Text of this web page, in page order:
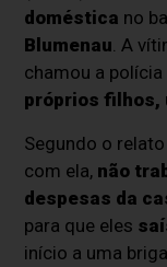
doméstica no
Blumenau . A
chamou a
próprios filhos,
Segundo o
com ela, não
despesas da
para que eles
início a uma